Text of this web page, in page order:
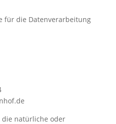
für die Datenverarbeitung
die natürliche oder